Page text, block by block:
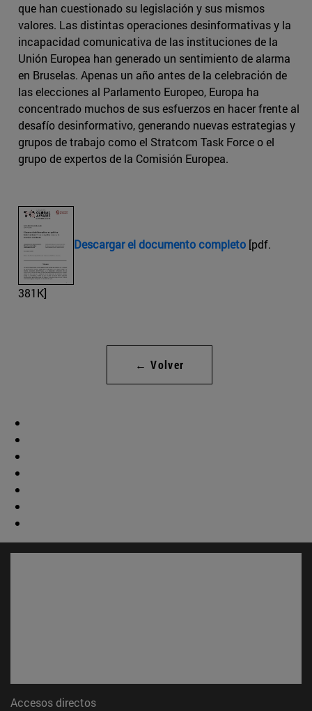
que han cuestionado su legislación y sus mismos
valores. Las distintas operaciones desinformativas y la
incapacidad comunicativa de las instituciones de la
Unión Europea han generado un sentimiento de alarma
en Bruselas. Apenas un año antes de la celebración de
las elecciones al Parlamento Europeo, Europa ha
concentrado muchos de sus esfuerzos en hacer frente al
desafío desinformativo, generando nuevas estrategias y
grupos de trabajo como el Stratcom Task Force o el
grupo de expertos de la Comisión Europea.
Descargar el documento completo [pdf.
381K]
← Volver
Accesos directos